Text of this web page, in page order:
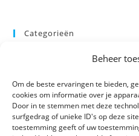
Beheer
Om de beste ervaringen te bieden,
cookies om informatie over je
Door in te stemmen met deze
surfgedrag of unieke ID's op deze
toestemming geeft of uw
Categorieën
Categorie selecteren